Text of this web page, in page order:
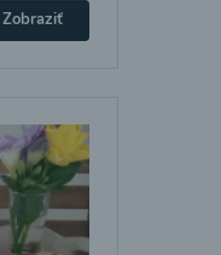
Zobraziť